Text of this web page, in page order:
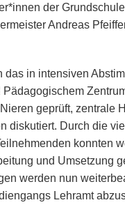
der
Andreas
das in intensiven
geprüft, zentrale
diskutiert. Durch die
konnten
und Umsetzung
werden nun
Lehramt